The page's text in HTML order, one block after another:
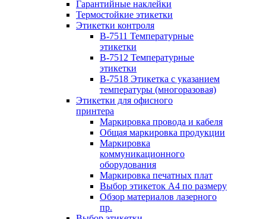
Гарантийные наклейки
Термостойкие этикетки
Этикетки контроля
B-7511 Температурные
этикетки
B-7512 Температурные
этикетки
B-7518 Этикетка с указанием
температуры (многоразовая)
Этикетки для офисного
принтера
Маркировка провода и кабеля
Общая маркировка продукции
Маркировка
коммуникационного
оборудования
Маркировка печатных плат
Выбор этикеток А4 по размеру
Обзор материалов лазерного
пр.